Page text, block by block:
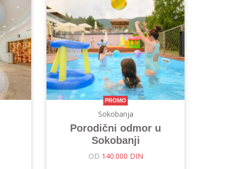
PROMO
Sokobanja
Porodični odmor u
Sokobanji
OD 140.000 DIN